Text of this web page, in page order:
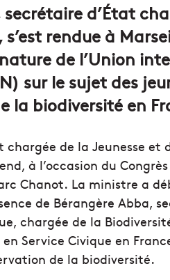
d’État
s’est rendue à
de l’Union
sur le sujet des
la biodiversité en
chargée de la Jeunesse
à l’occasion du
Chanot. La ministre a
de Bérangère Abba,
chargée de la
Service Civique en
de la biodiversité.